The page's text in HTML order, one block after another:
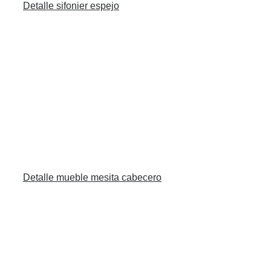
Detalle sifonier espejo
Detalle mueble mesita cabecero